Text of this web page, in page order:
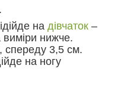
на дівчаток –
виміри нижче.
спереду 3,5 см.
на ногу